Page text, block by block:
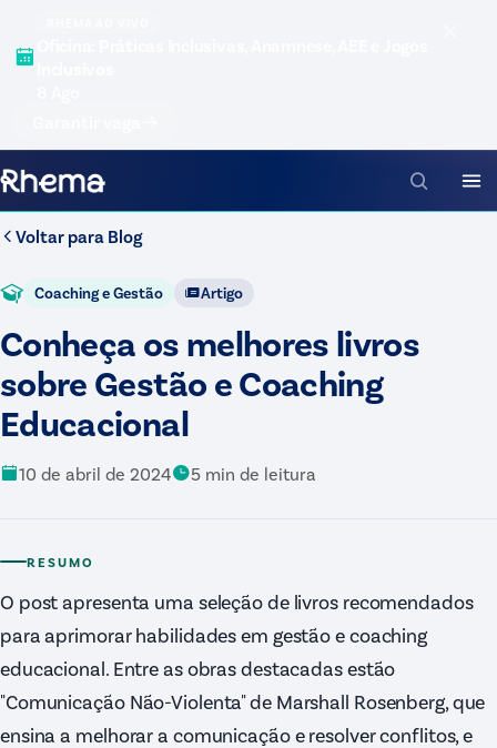
Voltar para Blog
Coaching e Gestão Artigo
Conheça os melhores livros
sobre Gestão e Coaching
Educacional
10 de abril de 2024 5 min de leitura
RESUMO
O post apresenta uma seleção de livros recomendados
para aprimorar habilidades em gestão e coaching
educacional. Entre as obras destacadas estão
"Comunicação Não-Violenta" de Marshall Rosenberg, que
ensina a melhorar a comunicação e resolver conflitos, e